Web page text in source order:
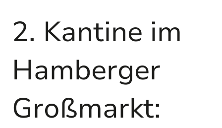
2. Kantine im
Hamberger
Großmarkt: